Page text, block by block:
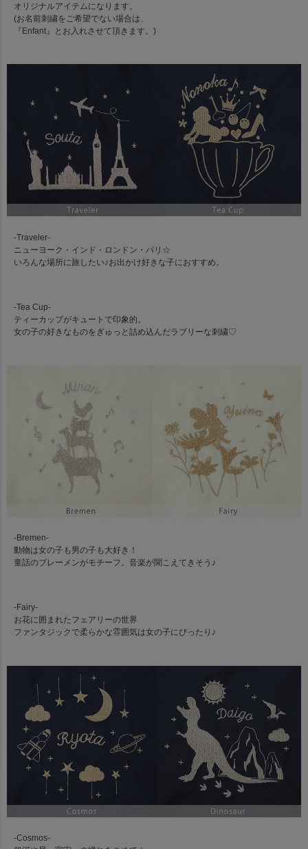
オリジナルアイテムになります。
(お名前刺繍をご希望でない場合は、
『Enfant』とお入れさせて頂きます。)
-Traveler-
ニューヨーク・インド・ロンドン・パリ☆
いろんな場所に旅したい♪お出かけ好きな子におすすめ。
-Tea Cup-
ティーカップがキュートで印象的。
女の子の好きなものをぎゅっと詰め込んだラブリーな刺繍♡
-Bremen-
動物は女の子も男の子も大好き！
童話のブレーメンがモチーフ。音楽が聞こえてきそう♪
-Fairy-
お花に囲まれたフェアリーの世界
ファンタジックで柔らかな雰囲気は女の子にぴったり♪
-Cosmos-